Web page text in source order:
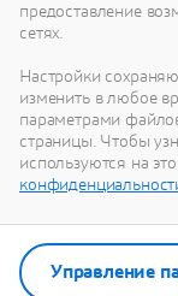
Наши
Смотрите
СМИ от
Перейти в
предоставление
сетях.
Настройки
изменить в любое
параметрами
страницы. Чтобы
используются на
Управление